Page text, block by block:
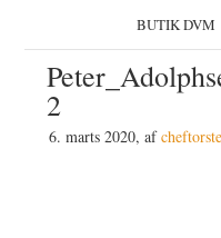
BUTIK DVM
2
6. marts 2020, af